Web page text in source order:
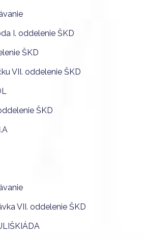
I. oddelenie ŠKD
ŠKD
VII. oddelenie ŠKD
ŠKD
VII. oddelenie ŠKD